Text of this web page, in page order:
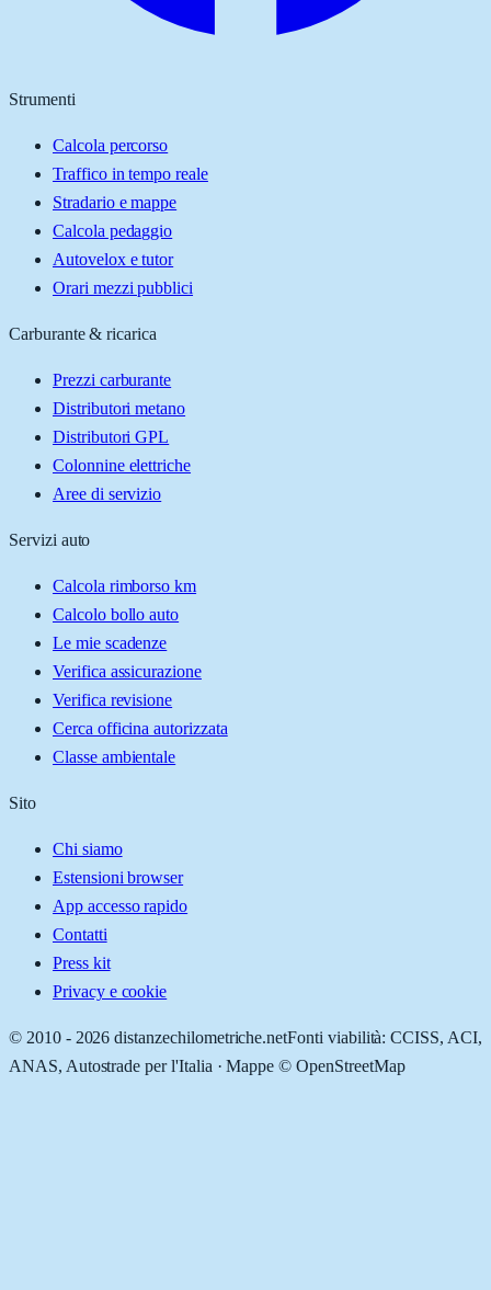
Strumenti
Calcola percorso
Traffico in tempo reale
Stradario e mappe
Calcola pedaggio
Autovelox e tutor
Orari mezzi pubblici
Carburante & ricarica
Prezzi carburante
Distributori metano
Distributori GPL
Colonnine elettriche
Aree di servizio
Servizi auto
Calcola rimborso km
Calcolo bollo auto
Le mie scadenze
Verifica assicurazione
Verifica revisione
Cerca officina autorizzata
Classe ambientale
Sito
Chi siamo
Estensioni browser
App accesso rapido
Contatti
Press kit
Privacy e cookie
© 2010 - 2026 distanzechilometriche.netFonti viabilità: CCISS, ACI,
ANAS, Autostrade per l'Italia · Mappe © OpenStreetMap